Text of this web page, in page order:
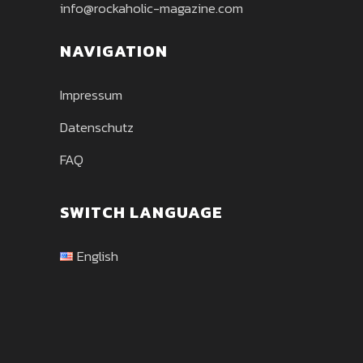
info@rockaholic-magazine.com
NAVIGATION
Impressum
Datenschutz
FAQ
SWITCH LANGUAGE
English